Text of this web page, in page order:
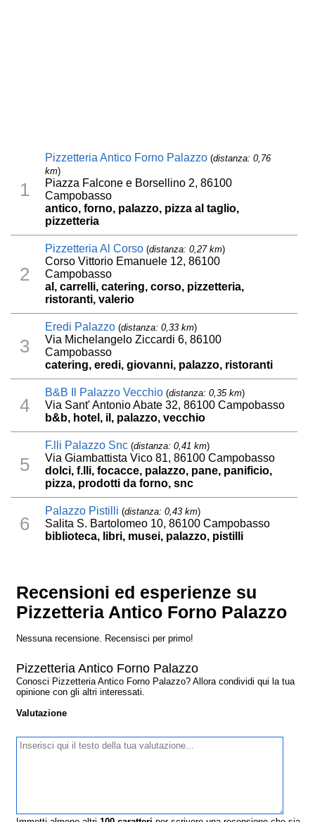
1
Pizzetteria Antico Forno Palazzo (distanza: 0,76
km)
Piazza Falcone e Borsellino 2, 86100
Campobasso
antico, forno, palazzo, pizza al taglio,
pizzetteria
2
Pizzetteria Al Corso (distanza: 0,27 km)
Corso Vittorio Emanuele 12, 86100
Campobasso
al, carrelli, catering, corso, pizzetteria,
ristoranti, valerio
3
Eredi Palazzo (distanza: 0,33 km)
Via Michelangelo Ziccardi 6, 86100
Campobasso
catering, eredi, giovanni, palazzo, ristoranti
4
B&B Il Palazzo Vecchio (distanza: 0,35 km)
Via Sant' Antonio Abate 32, 86100 Campobasso
b&b, hotel, il, palazzo, vecchio
5
F.lli Palazzo Snc (distanza: 0,41 km)
Via Giambattista Vico 81, 86100 Campobasso
dolci, f.lli, focacce, palazzo, pane, panificio,
pizza, prodotti da forno, snc
6
Palazzo Pistilli (distanza: 0,43 km)
Salita S. Bartolomeo 10, 86100 Campobasso
biblioteca, libri, musei, palazzo, pistilli
Recensioni ed esperienze su
Pizzetteria Antico Forno Palazzo
Nessuna recensione. Recensisci per primo!
Pizzetteria Antico Forno Palazzo
Conosci Pizzetteria Antico Forno Palazzo? Allora condividi qui la tua
opinione con gli altri interessati.
Valutazione